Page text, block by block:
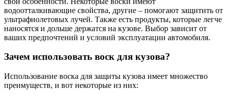
водоотталкивающие свойства, другие – помогают защитить от
ультрафиолетовых лучей. Также есть продукты, которые легче
наносятся и дольше держатся на кузове. Выбор зависит от
ваших предпочтений и условий эксплуатации автомобиля.
Зачем использовать воск для кузова?
Использование воска для защиты кузова имеет множество
преимуществ, и вот некоторые из них: